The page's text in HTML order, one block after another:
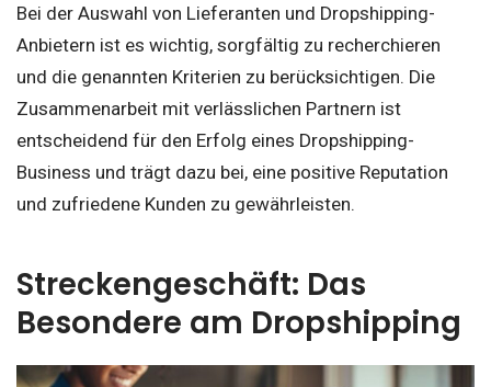
Bei der Auswahl von Lieferanten und Dropshipping-
Anbietern ist es wichtig, sorgfältig zu recherchieren
und die genannten Kriterien zu berücksichtigen. Die
Zusammenarbeit mit verlässlichen Partnern ist
entscheidend für den Erfolg eines Dropshipping-
Business und trägt dazu bei, eine positive Reputation
und zufriedene Kunden zu gewährleisten.
Streckengeschäft: Das
Besondere am Dropshipping